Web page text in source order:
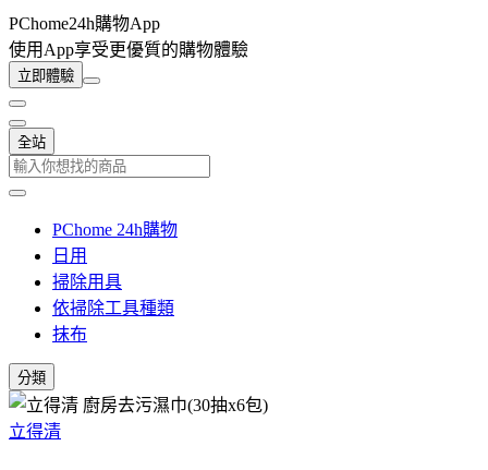
PChome24h購物App
使用App享受更優質的購物體驗
立即體驗
全站
PChome 24h購物
日用
掃除用具
依掃除工具種類
抹布
分類
立得清